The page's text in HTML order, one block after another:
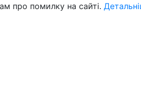
про помилку на сайті.